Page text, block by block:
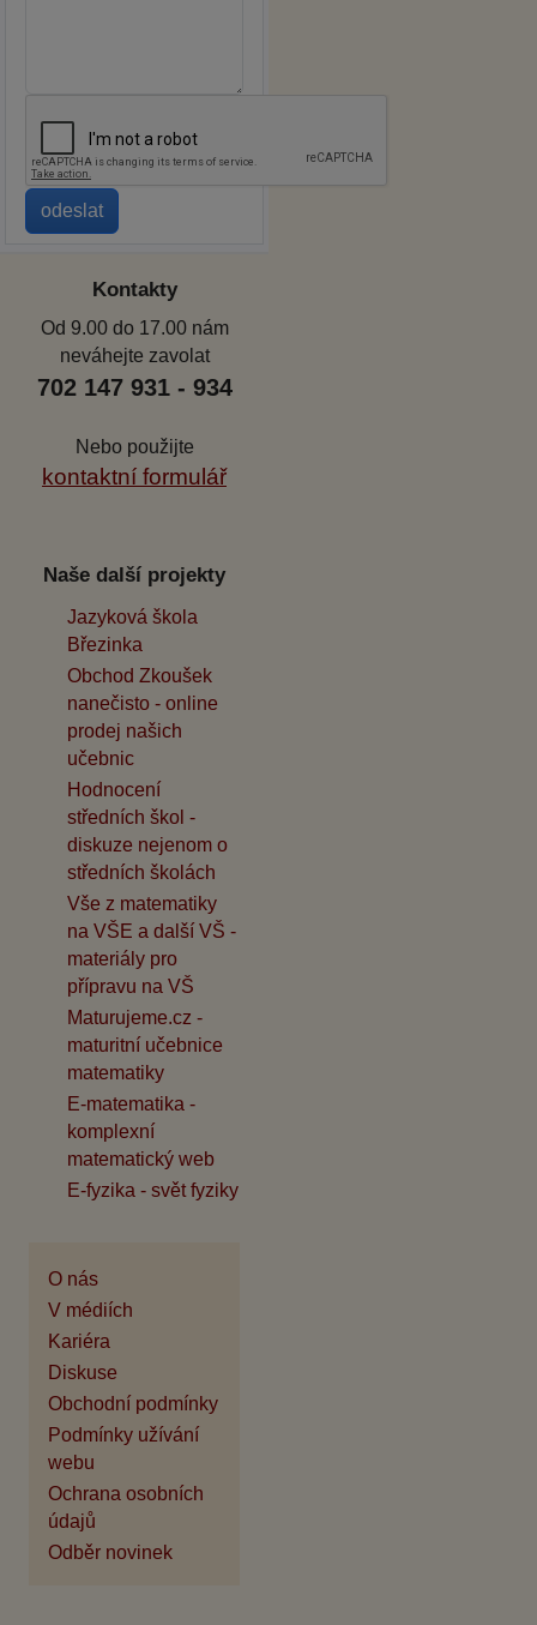
Kontakty
Od 9.00 do 17.00 nám
neváhejte zavolat
702 147 931 - 934
Nebo použijte
kontaktní formulář
Naše další projekty
Jazyková škola
Březinka
Obchod Zkoušek
nanečisto - online
prodej našich
učebnic
Hodnocení
středních škol -
diskuze nejenom o
středních školách
Vše z matematiky
na VŠE a další VŠ -
materiály pro
přípravu na VŠ
Maturujeme.cz -
maturitní učebnice
matematiky
E-matematika -
komplexní
matematický web
E-fyzika - svět fyziky
O nás
V médiích
Kariéra
Diskuse
Obchodní podmínky
Podmínky užívání
webu
Ochrana osobních
údajů
Odběr novinek